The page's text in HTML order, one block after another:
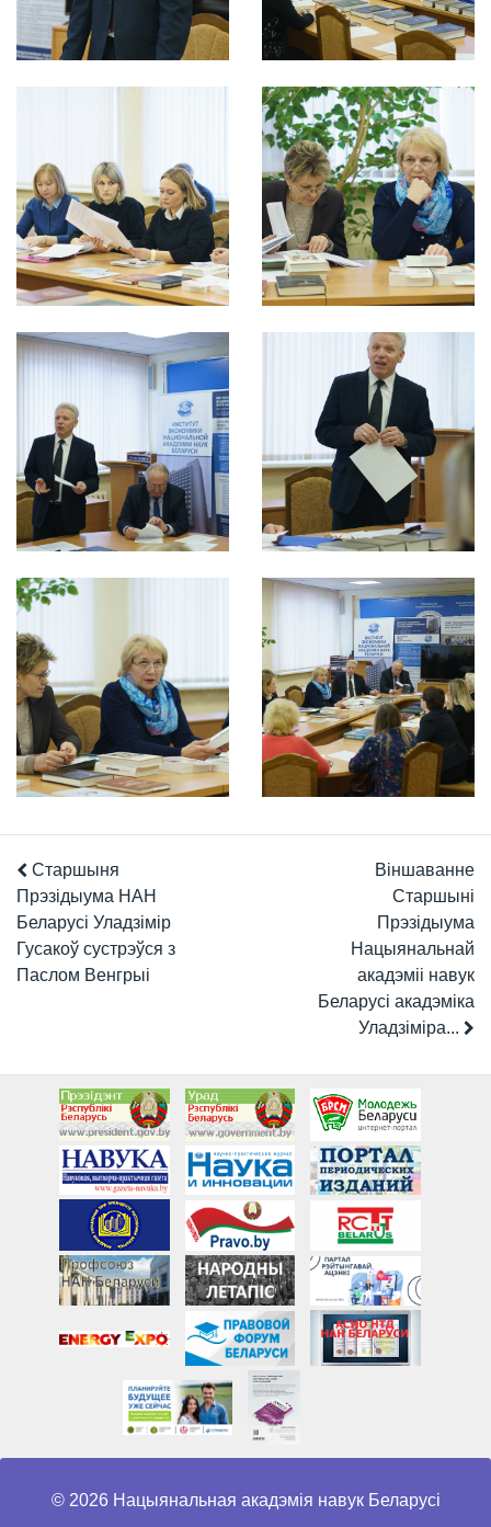
Старшыня
Прэзідыума НАН
Беларусі Уладзімір
Гусакоў сустрэўся з
Паслом Венгрыі
Віншаванне
Старшыні
Прэзідыума
Нацыянальнай
акадэміі навук
Беларусі акадэміка
Уладзіміра...
© 2026 Нацыянальная акадэмія навук Беларусі